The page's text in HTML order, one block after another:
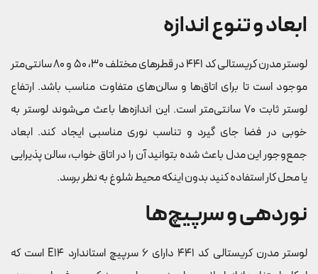
ابعاد و تنوع اندازه
لوستر مدرن کریستالی کد 441 در قطرهای مختلف ۳۰، ۵۰ و ۸۰ سانتی‌متر
موجود است تا برای اتاق‌ها و سالن‌های متفاوت مناسب باشد. ارتفاع
لوستر ثابت ۷۰ سانتی‌متر است. این اندازه‌ها باعث می‌شوند لوستر به
خوبی در فضا جای گیرد و تناسب نوری مناسبی ایجاد کند. ابعاد
جمع‌وجور این مدل باعث شده بتوانید آن را در اتاق خواب، سالن پذیرایی
یا محل کار استفاده کنید بدون اینکه محیط شلوغ به نظر برسد.
نوردهی و سرپیچ‌ها
لوستر مدرن کریستالی کد 441 دارای ۶ سرپیچ استاندارد E14 است که